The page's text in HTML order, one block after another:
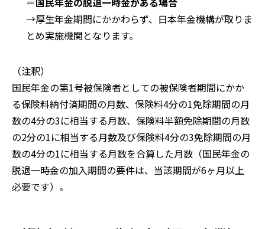
→厚生年金期間にかかわらず、日本年金機構が取りま
とめ実施機関となります。
（注釈）
国民年金の第1号被保険者としての被保険者期間にかか
る保険料納付済期間の月数、保険料4分の1免除期間の月
数の4分の3に相当する月数、保険料半額免除期間の月数
の2分の1に相当する月数及び保険料4分の3免除期間の月
数の4分の1に相当する月数を合算した月数（国民年金の
脱退一時金の加入期間の要件は、当該期間が6ヶ月以上
必要です）。